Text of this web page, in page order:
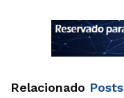
Relacionado Posts